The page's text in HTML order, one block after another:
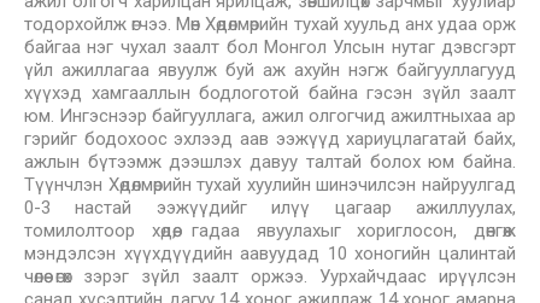
тодорхойлж өгчээ. Мөн Хөдөлмөрийн тухай хуульд анх удаа орж
байгаа нэг чухал заалт бол Монгол Улсын нутаг дэвсгэрт
үйл ажиллагаа явуулж буй аж ахуйн нэгж байгууллагууд
хүүхэд хамгааллын бодлоготой байна гэсэн зүйл заалт
юм. Ингэснээр байгууллага, ажил олгогчид ажилтныхаа ар
гэрийг бодохоос эхлээд аав ээжүүд хариуцлагатай байх,
ажлын бүтээмж дээшлэх давуу талтай болох юм байна.
Түүнчлэн Хөдөлмөрийн тухай хуулийн шинэчилсэн найруулгад
0-3 настай ээжүүдийг илүү цагаар ажиллуулах,
томилолтоор хөдөө, гадаа явуулахыг хориглосон, дөнгөж
мэндэлсэн хүүхдүүдийн аавуудад 10 хоногийн цалинтай
чөлөө өгөх зэрэг зүйл заалт оржээ. Уурхайчдаас ирүүлсэн